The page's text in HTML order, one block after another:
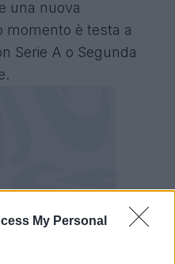
My Personal
una nuova
momento è testa a
Serie A o Segunda